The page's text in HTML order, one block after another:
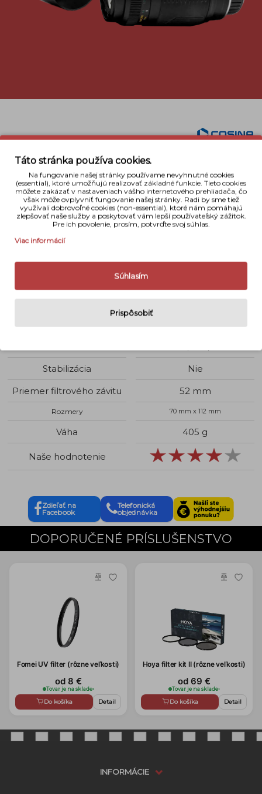
Popis
Cosina 70-210mm f/4.5-5.6 MC Macroje určený
pre fotografov, ktorí požadujú cenovo dostupný
zoom objektív. Objektív obsahuje aj makro režím a
je vhodný pre analogové jednooké 35mm
zrkadlovky zn. Nikon.
Detaily
Využitie objektívu
Portrét, Makro, Krajina
Stabilizácia
Nie
Priemer filtrového závitu
52 mm
Rozmery 70 mm x 112 mm
Váha 405 g
Naše hodnotenie
Zdieľať na
Facebook
Telefonická
objednávka
DOPORUČENÉ PRÍSLUŠENSTVO
Fomei UV filter (rôzne veľkosti)
od 8 €
Tovar je na sklade›
Do košíka Detail
Hoya filter kit II (rôzne veľkosti)
od 69 €
Tovar je na sklade›
Do košíka Detail
INFORMÁCIE
Táto stránka používa cookies.
Na fungovanie našej stránky používame nevyhnutné cookies
(essential), ktoré umožňujú realizovať základné funkcie. Tieto cookies
môžete zakázať v nastaveniach vášho internetového prehliadača, čo
však môže ovplyvniť fungovanie našej stránky. Radi by sme tiež
využívali dobrovoľné cookies (non-essential), ktoré nám pomáhajú
zlepšovať naše služby a poskytovať vám lepší používateľský zážitok.
Pre ich povolenie, prosím, potvrďte svoj súhlas.
Viac informácií
Súhlasím
Prispôsobiť